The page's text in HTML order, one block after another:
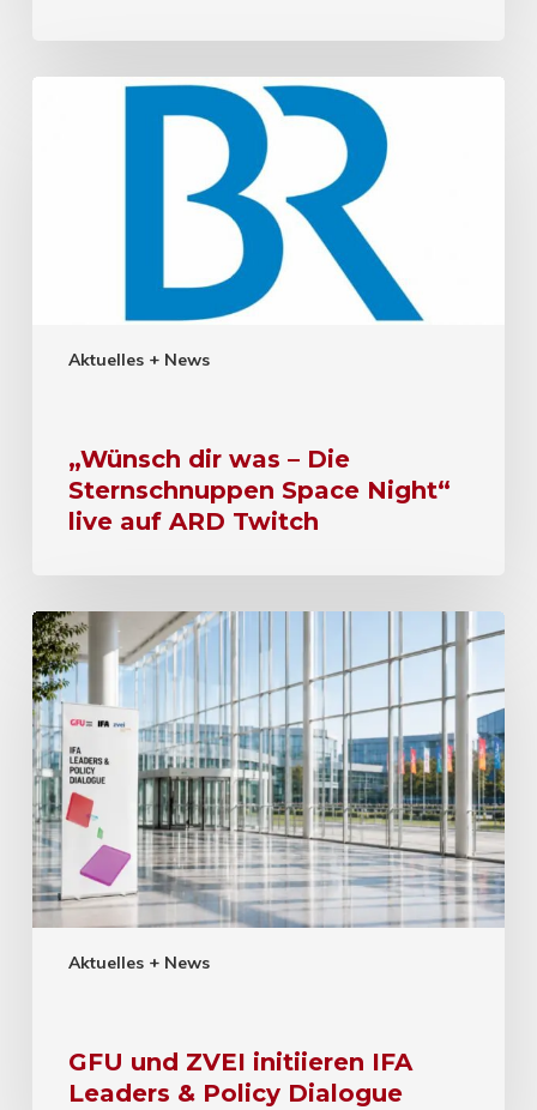
Aktuelles + News
„Wünsch dir was – Die
Sternschnuppen Space Night“
live auf ARD Twitch
Aktuelles + News
GFU und ZVEI initiieren IFA
Leaders & Policy Dialogue